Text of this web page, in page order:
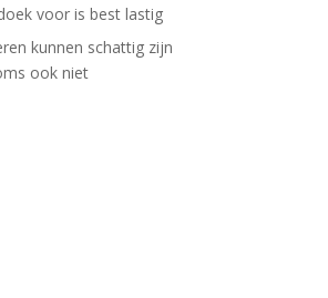
voor is best lastig
kunnen schattig zijn
ook niet